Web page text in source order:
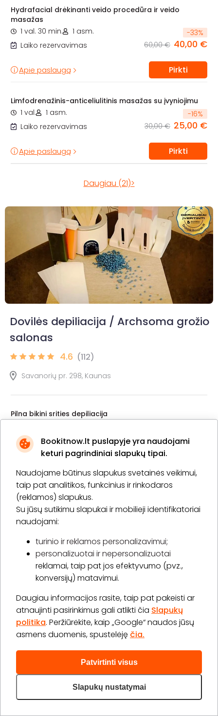
Bookitnow.lt puslapyje yra naudojami
keturi pagrindiniai slapukų tipai.
Naudojame būtinus slapukus svetainės veikimui,
taip pat analitikos, funkcinius ir rinkodaros
(reklamos) slapukus.
Su jūsų sutikimu slapukai ir mobilieji identifikatoriai
naudojami:
turinio ir reklamos personalizavimui;
personalizuotai ir nepersonalizuotai
reklamai, taip pat jos efektyvumo (pvz.,
konversijų) matavimui.
Daugiau informacijos rasite, taip pat pakeisti ar
atnaujinti pasirinkimus gali atlikti čia Slapukų
politika. Peržiūrėkite, kaip „Google“ naudos jūsų
asmens duomenis, spustelėję čia.
Patvirtinti visus
Slapukų nustatymai
Hydrafacial drėkinanti veido procedūra ir veido
masažas
1 val. 30 min.
1 asm.
Laiko rezervavimas
-33%
60,00 € 40,00 €
Apie paslaugą Pirkti
Limfodrenažinis-anticeliulitinis masažas su įvyniojimu
1 val.
1 asm.
Laiko rezervavimas
-16%
30,00 € 25,00 €
Apie paslaugą Pirkti
Daugiau (21)>
Dovilės depiliacija / Archsoma grožio
salonas
4.6 (112)
Savanorių pr. 298, Kaunas
Pilna bikini srities depiliacija
Laiko rezervavimas
Depiliacija (bikini + kojos + pažastys)
1 val.
1 asm.
Laiko rezervavimas
30,00 €
Apie paslaugą
Kojų depiliacija
Laiko rezervavimas
15,00 €
Apie paslaugą Pirkti
Daugiau (9)>